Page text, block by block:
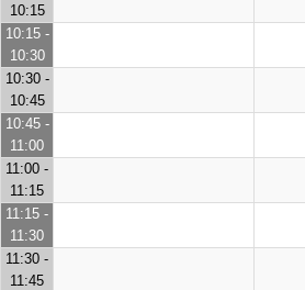
10:15
10:15 -
10:30
10:30 -
10:45
10:45 -
11:00
11:00 -
11:15
11:15 -
11:30
11:30 -
11:45